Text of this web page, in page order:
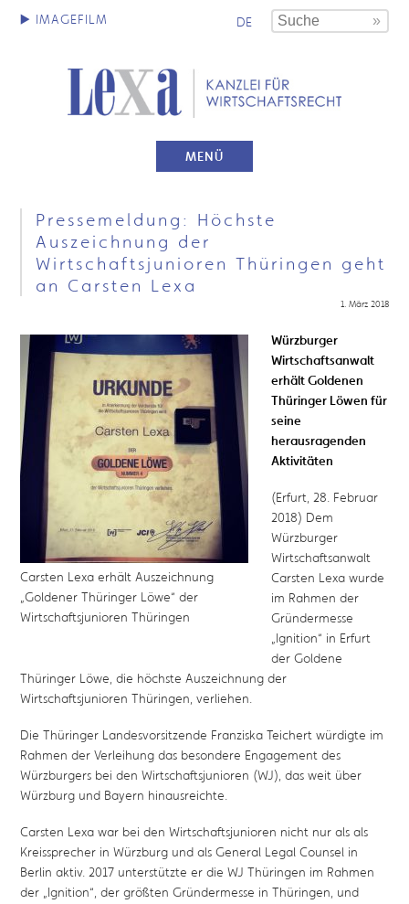
DE
MENÜ
Pressemeldung: Höchste
Auszeichnung der
Wirtschaftsjunioren Thüringen geht
an Carsten Lexa
1. März 2018
Carsten Lexa erhält Auszeichnung
„Goldener Thüringer Löwe“ der
Wirtschaftsjunioren Thüringen
Würzburger
Wirtschaftsanwalt
erhält Goldenen
Thüringer Löwen für
seine
herausragenden
Aktivitäten
(Erfurt, 28. Februar
2018) Dem
Würzburger
Wirtschaftsanwalt
Carsten Lexa wurde
im Rahmen der
Gründermesse
„Ignition“ in Erfurt
der Goldene
Thüringer Löwe, die höchste Auszeichnung der
Wirtschaftsjunioren Thüringen, verliehen.
Die Thüringer Landesvorsitzende Franziska Teichert würdigte im
Rahmen der Verleihung das besondere Engagement des
Würzburgers bei den Wirtschaftsjunioren (WJ), das weit über
Würzburg und Bayern hinausreichte.
Carsten Lexa war bei den Wirtschaftsjunioren nicht nur als als
Kreissprecher in Würzburg und als General Legal Counsel in
Berlin aktiv. 2017 unterstützte er die WJ Thüringen im Rahmen
der „Ignition“, der größten Gründermesse in Thüringen, und